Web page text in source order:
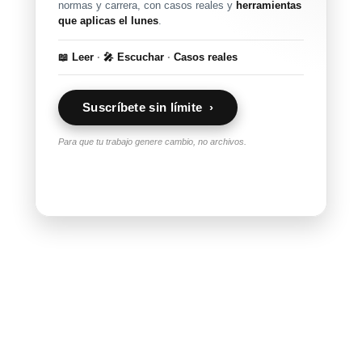
normas y carrera, con casos reales y herramientas
que aplicas el lunes.
📖 Leer · 🎤 Escuchar · Casos reales
Suscríbete sin límite ›
Para que tu trabajo genere cambio, no archivos.